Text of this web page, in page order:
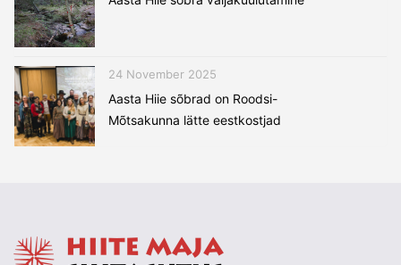
24 November 2025
Aasta Hiie sõbrad on Roodsi-
Mõtsakunna lätte eestkostjad